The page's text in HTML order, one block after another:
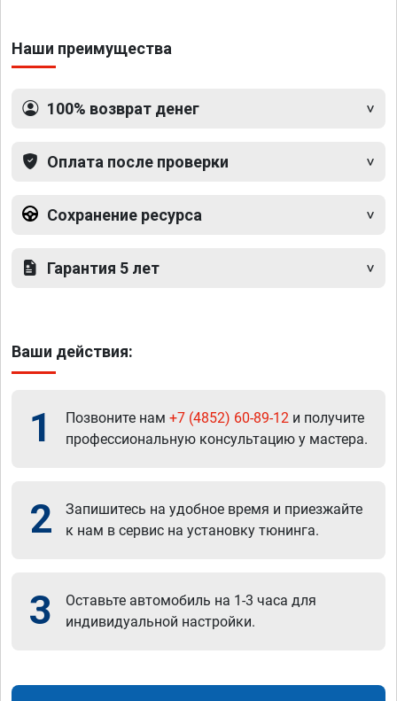
Наши преимущества
100% возврат денег
Оплата после проверки
Сохранение ресурса
Гарантия 5 лет
Ваши действия:
1 Позвоните нам +7 (4852) 60-89-12 и получите
профессиональную консультацию у мастера.
2
Запишитесь на удобное время и приезжайте
к нам в сервис на установку тюнинга.
3
Оставьте автомобиль на 1-3 часа для
индивидуальной настройки.